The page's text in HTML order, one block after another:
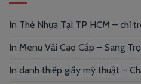
In Thẻ Nhựa Tại TP HCM – chỉ
In Menu Vải Cao Cấp – Sang
In danh thiếp giấy mỹ thuật –